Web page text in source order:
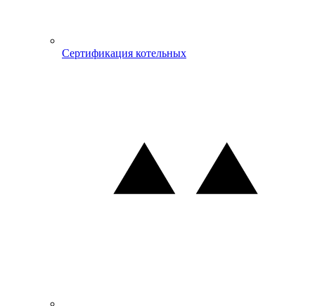
Сертификация котельных